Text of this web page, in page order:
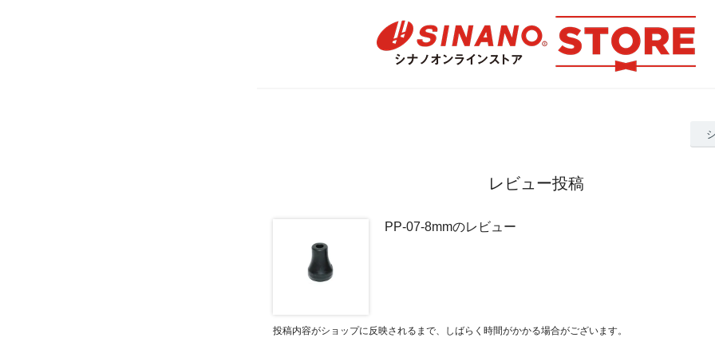
レビュー投稿
PP-07-8mmのレビュー
投稿内容がショップに反映されるまで、しばらく時間がかかる場合がございます。